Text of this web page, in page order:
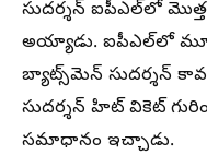
సుదర్శన్ ఐపీఎల్‌లో
అయ్యాడు. ఐపీఎల్‌లో
బ్యాట్స్‌మెన్ సుదర్శన్
సుదర్శన్ హిట్ వికెట్
సమాధానం ఇచ్చాడు.